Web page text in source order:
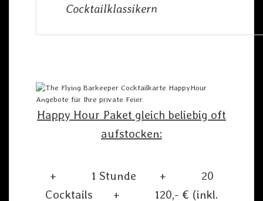
Cocktailklassikern
Happy Hour Paket gleich beliebig oft
aufstocken:
+ 1 Stunde + 20
Cocktails + 120,- € (inkl.